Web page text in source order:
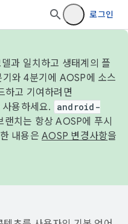
로그인
과 일치하고 생태계의 플
와 4분기에 AOSP에 소스
하고 기여하려면
사용하세요.
android-
랜치는 항상 AOSP에 푸시
내용은 AOSP 변경사항을